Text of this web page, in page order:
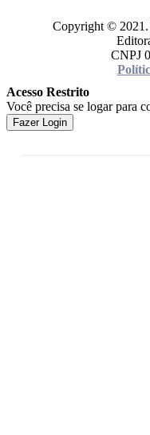
Copyright © 2021.
CNPJ
Acesso Restrito
Você precisa se logar para
Fazer Login